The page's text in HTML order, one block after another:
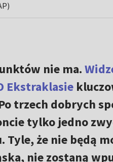
nie ma.
Ekstraklasie
trzech dobrych
tylko jedno
Tyle, że nie będą
nie zostaną